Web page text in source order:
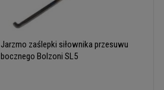
Jarzmo zaślepki siłownika przesuwu
bocznego Bolzoni SL5